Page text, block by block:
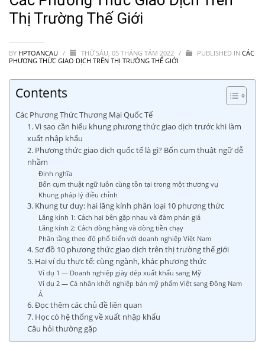
Thị Trường Thế Giới
BY HPTOANCAU / THỨ SÁU, 05 THÁNG TÁM 2022 / PUBLISHED IN CÁC
PHƯƠNG THỨC GIAO DỊCH TRÊN THỊ TRƯỜNG THẾ GIỚI
Contents
Các Phương Thức Thương Mại Quốc Tế
1. Vì sao cần hiểu khung phương thức giao dịch trước khi làm
xuất nhập khẩu
2. Phương thức giao dịch quốc tế là gì? Bốn cụm thuật ngữ dễ
nhầm
Định nghĩa
Bốn cụm thuật ngữ luôn cùng tồn tại trong một thương vụ
Khung pháp lý điều chỉnh
3. Khung tư duy: hai lăng kính phân loại 10 phương thức
Lăng kính 1: Cách hai bên gặp nhau và đàm phán giá
Lăng kính 2: Cách dòng hàng và dòng tiền chạy
Phân tầng theo độ phổ biến với doanh nghiệp Việt Nam
4. Sơ đồ 10 phương thức giao dịch trên thị trường thế giới
5. Hai ví dụ thực tế: cùng ngành, khác phương thức
Ví dụ 1 — Doanh nghiệp giày dép xuất khẩu sang Mỹ
Ví dụ 2 — Cá nhân khởi nghiệp bán mỹ phẩm Việt sang Đông Nam
Á
6. Đọc thêm các chủ đề liên quan
7. Học có hệ thống về xuất nhập khẩu
Câu hỏi thường gặp